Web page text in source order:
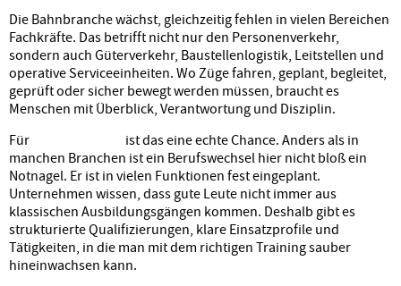
Die Bahnbranche wächst, gleichzeitig fehlen in vielen Bereichen
Fachkräfte. Das betrifft nicht nur den Personenverkehr,
sondern auch Güterverkehr, Baustellenlogistik, Leitstellen und
operative Serviceeinheiten. Wo Züge fahren, geplant, begleitet,
geprüft oder sicher bewegt werden müssen, braucht es
Menschen mit Überblick, Verantwortung und Disziplin.
Für
ist das eine echte Chance. Anders als in
manchen Branchen ist ein Berufswechsel hier nicht bloß ein
Notnagel. Er ist in vielen Funktionen fest eingeplant.
Unternehmen wissen, dass gute Leute nicht immer aus
klassischen Ausbildungsgängen kommen. Deshalb gibt es
strukturierte Qualifizierungen, klare Einsatzprofile und
Tätigkeiten, in die man mit dem richtigen Training sauber
hineinwachsen kann.